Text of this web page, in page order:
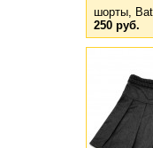
шорты,
250 руб.